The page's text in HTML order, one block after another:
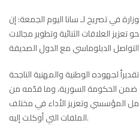
في تصريح لـ سانا اليوم الجمعة: إن
تعزيز العلاقات الثنائية وتطوير مجالات
لجهوده الوطنية والمهنية الناجحة
ضمن الحكومة السورية، وما قدّمه من
المؤسسي وتعزيز الأداء في مختلف
الملفات التي أوكلت إليه.